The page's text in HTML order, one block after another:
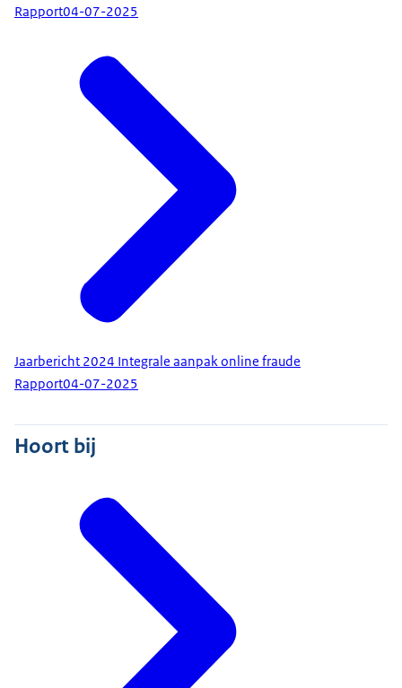
Rapport04-07-2025
Jaarbericht 2024 Integrale aanpak online fraude
Rapport04-07-2025
Hoort bij